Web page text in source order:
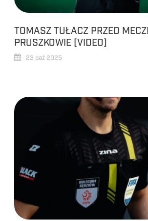
TOMASZ TUŁACZ PRZED
PRUSZKOWIE [VIDEO]
23 paź 2025